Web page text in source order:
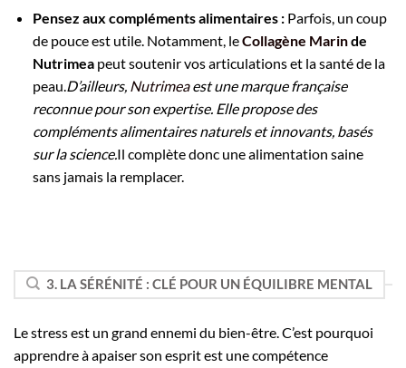
Pensez aux compléments alimentaires :Parfois, un coup
de pouce est utile. Notamment, leCollagène Marinde
Nutrimeapeut soutenir vos articulations et la santé de la
peau.D’ailleurs, Nutrimeaest une marque française
reconnue pour son expertise. Elle propose des
compléments alimentaires naturels et innovants, basés
sur la science.Il complète donc une alimentation saine
sans jamais la remplacer.
3. LA SÉRÉNITÉ : CLÉ POUR UN ÉQUILIBRE MENTAL
Le stress est un grand ennemi du bien-être. C’est pourquoi
apprendre à apaiser son esprit est une compétence